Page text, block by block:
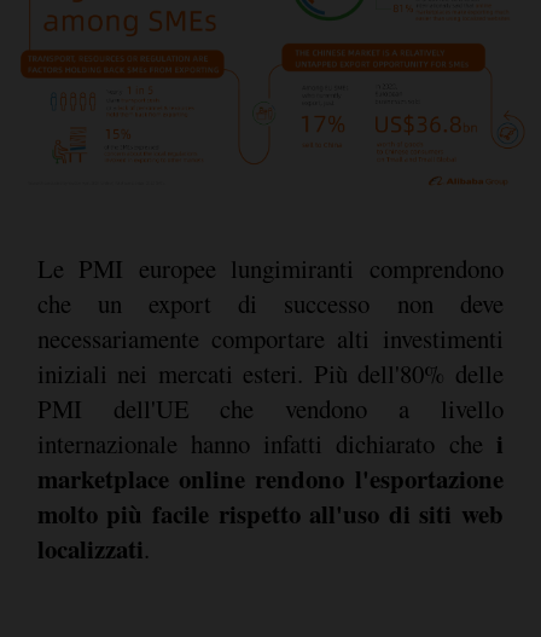
Le PMI europee lungimiranti comprendono
che un export di successo non deve
necessariamente comportare alti investimenti
iniziali nei mercati esteri. Più dell'80% delle
PMI dell'UE che vendono a livello
internazionale hanno infatti dichiarato che i
marketplace online rendono l'esportazione
molto più facile rispetto all'uso di siti web
localizzati.